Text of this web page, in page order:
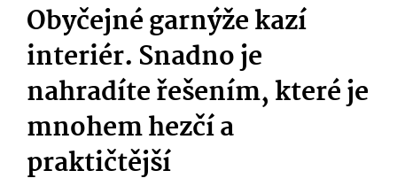
Obyčejné garnýže kazí
interiér. Snadno je
nahradíte řešením, které je
mnohem hezčí a
praktičtější